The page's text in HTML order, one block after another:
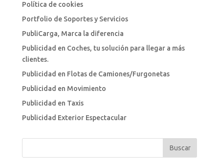
Política de cookies
Portfolio de Soportes y Servicios
PubliCarga, Marca la diferencia
Publicidad en Coches, tu solución para llegar a más
clientes.
Publicidad en Flotas de Camiones/Furgonetas
Publicidad en Movimiento
Publicidad en Taxis
Publicidad Exterior Espectacular